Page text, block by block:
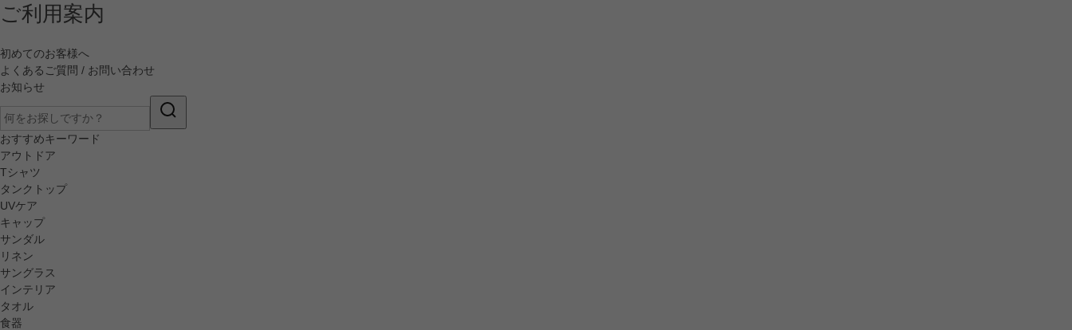
ご利用案内
初めてのお客様へ
よくあるご質問 / お問い合わせ
お知らせ
おすすめキーワード
アウトドア
Tシャツ
タンクトップ
UVケア
キャップ
サンダル
リネン
サングラス
インテリア
タオル
食器